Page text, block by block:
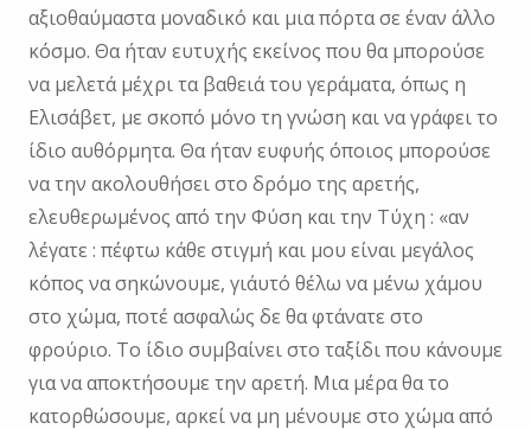
αξιοθαύμαστα μοναδικό και μια πόρτα σε έναν άλλο
κόσμο. Θα ήταν ευτυχής εκείνος που θα μπορούσε
να μελετά μέχρι τα βαθειά του γεράματα, όπως η
Ελισάβετ, με σκοπό μόνο τη γνώση και να γράφει το
ίδιο αυθόρμητα. Θα ήταν ευφυής όποιος μπορούσε
να την ακολουθήσει στο δρόμο της αρετής,
ελευθερωμένος από την Φύση και την Τύχη : «αν
λέγατε : πέφτω κάθε στιγμή και μου είναι μεγάλος
κόπος να σηκώνουμε, γι΄αυτό θέλω να μένω χάμου
στο χώμα, ποτέ ασφαλώς δε θα φτάνατε στο
φρούριο. Το ίδιο συμβαίνει στο ταξίδι που κάνουμε
για να αποκτήσουμε την αρετή. Μια μέρα θα το
κατορθώσουμε, αρκεί να μη μένουμε στο χώμα από